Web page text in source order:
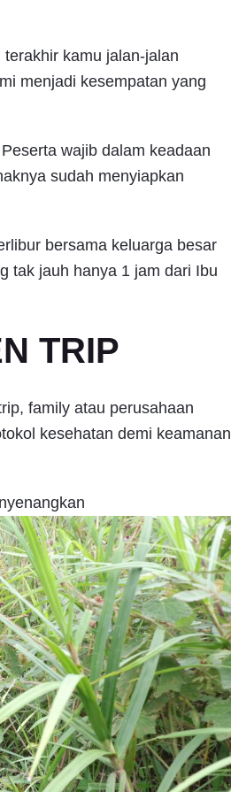
kamu jalan-jalan
menjadi kesempatan yang
wajib dalam keadaan
sudah menyiapkan
bersama keluarga besar
tak jauh hanya 1 jam dari Ibu
TRIP
family atau perusahaan
kesehatan demi keamanan